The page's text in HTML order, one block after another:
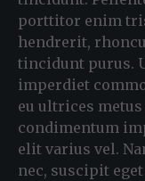
porttitor enim
hendrerit,
tincidunt purus.
imperdiet
eu ultrices
condimentum
elit varius vel.
nec, suscipit